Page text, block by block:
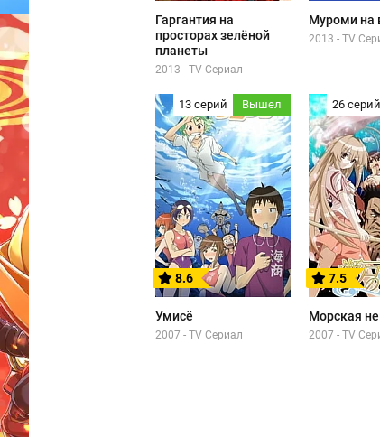
Гаргантия на
просторах зелёной
планеты
2013 - TV Сериал
Муроми на
2013 - TV
13 серий Вышел
8.6
Умисё
2007 - TV Сериал
26 серий
7.5
Морская
2007 - TV